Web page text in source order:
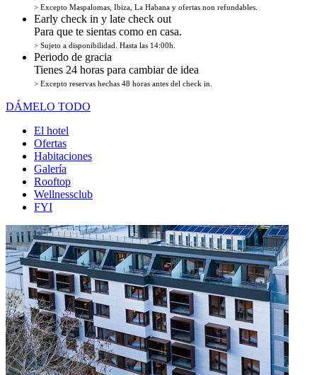
> Excepto Maspalomas, Ibiza, La Habana y ofertas non refundables.
Early check in y late check out
Para que te sientas como en casa.
> Sujeto a disponibilidad. Hasta las 14:00h.
Periodo de gracia
Tienes 24 horas para cambiar de idea
> Excepto reservas hechas 48 horas antes del check in.
DÁMELO TODO
El hotel
Ofertas
Habitaciones
Galería
Rooftop
Wellnessclub
FYI